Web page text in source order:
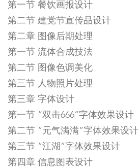
第一节 餐饮画报设计
第二节 建党节宣传品设计
第二章 图像后期处理
第一节 流体合成技法
第二节 图像色调美化
第三节 人物照片处理
第三章 字体设计
第一节 “双击666”字体效果设计
第二节 “元气满满”字体效果设计
第三节 “江湖”字体效果设计
第四章 信息图表设计